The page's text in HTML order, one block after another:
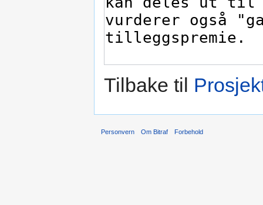
Tilbake til
Personvern Om Bitraf Forbehold